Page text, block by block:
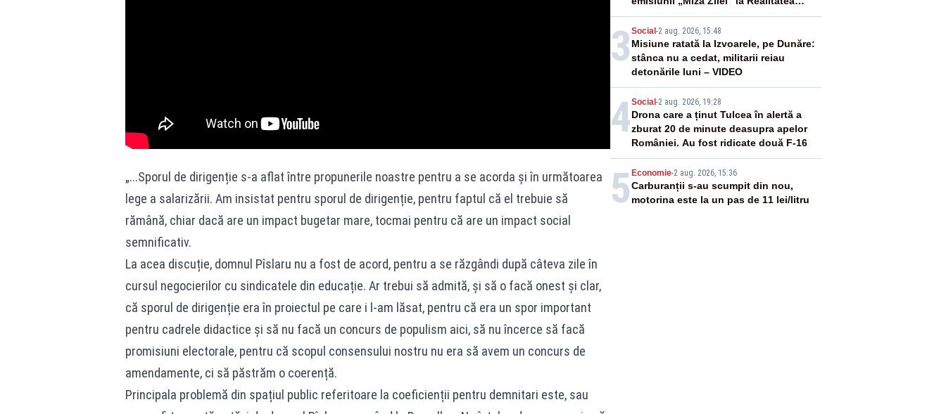
„...Sporul de dirigenție s-a aflat între propunerile noastre pentru a se acorda și în următoarea
lege a salarizării. Am insistat pentru sporul de dirigenție, pentru faptul că el trebuie să
rămână, chiar dacă are un impact bugetar mare, tocmai pentru că are un impact social
semnificativ.
La acea discuție, domnul Pîslaru nu a fost de acord, pentru a se răzgândi după câteva zile în
cursul negocierilor cu sindicatele din educație. Ar trebui să admită, și să o facă onest și clar,
că sporul de dirigenție era în proiectul pe care i l-am lăsat, pentru că era un spor important
pentru cadrele didactice și să nu facă un concurs de populism aici, să nu încerce să facă
promisiuni electorale, pentru că scopul consensului nostru nu era să avem un concurs de
amendamente, ci să păstrăm o coerență.
Principala problemă din spațiul public referitoare la coeficienții pentru demnitari este, sau
PLUS
3 Social-2 aug. 2026, 15:48
Misiune ratată la Izvoarele, pe Dunăre:
stânca nu a cedat, militarii reiau
detonările luni – VIDEO
4Social-2 aug. 2026, 19:28
Drona care a ținut Tulcea în alertă a
zburat 20 de minute deasupra apelor
României. Au fost ridicate două F-16
5 Economie-2 aug. 2026, 15:36
Carburanții s-au scumpit din nou,
motorina este la un pas de 11 lei/litru